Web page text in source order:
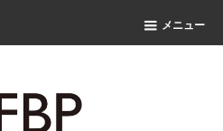
メニュー